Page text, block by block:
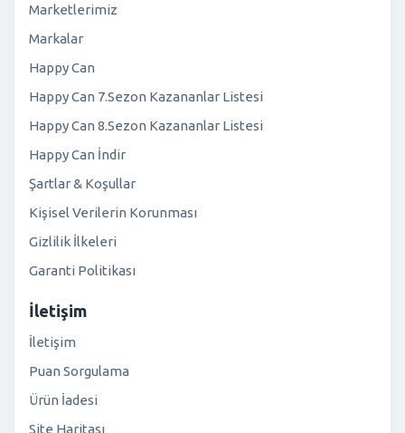
Marketlerimiz
Markalar
Happy Can
Happy Can 7.Sezon Kazananlar Listesi
Happy Can 8.Sezon Kazananlar Listesi
Happy Can İndir
Şartlar & Koşullar
Kişisel Verilerin Korunması
Gizlilik İlkeleri
Garanti Politikası
İletişim
İletişim
Puan Sorgulama
Ürün İadesi
Site Haritası